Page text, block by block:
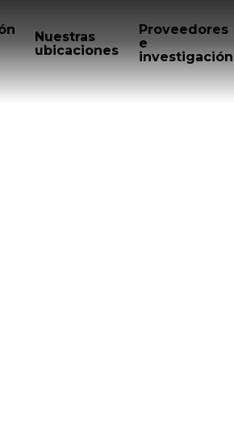
Nuestras
ubicaciones
Proveedores
e
investigación